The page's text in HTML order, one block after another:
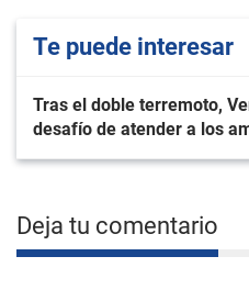
Te puede interesar
Tras el doble terremoto,
desafío de atender a los
Deja tu comentario